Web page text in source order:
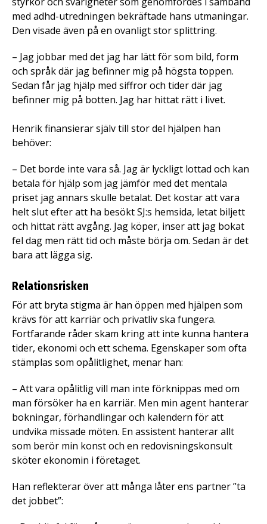
med adhd-utredningen bekräftade hans utmaningar.
Den visade även på en ovanligt stor splittring.
– Jag jobbar med det jag har lätt för som bild, form
och språk där jag befinner mig på högsta toppen.
Sedan får jag hjälp med siffror och tider där jag
befinner mig på botten. Jag har hittat rätt i livet.
Henrik finansierar själv till stor del hjälpen han
behöver:
– Det borde inte vara så. Jag är lyckligt lottad och kan
betala för hjälp som jag jämför med det mentala
priset jag annars skulle betalat. Det kostar att vara
helt slut efter att ha besökt SJ:s hemsida, letat biljett
och hittat rätt avgång. Jag köper, inser att jag bokat
fel dag men rätt tid och måste börja om. Sedan är det
bara att lägga sig.
Relationsrisken
För att bryta stigma är han öppen med hjälpen som
krävs för att karriär och privatliv ska fungera.
Fortfarande råder skam kring att inte kunna hantera
tider, ekonomi och ett schema. Egenskaper som ofta
stämplas som opålitlighet, menar han:
– Att vara opålitlig vill man inte förknippas med om
man försöker ha en karriär. Men min agent hanterar
bokningar, förhandlingar och kalendern för att
undvika missade möten. En assistent hanterar allt
som berör min konst och en redovisningskonsult
sköter ekonomin i företaget.
Han reflekterar över att många låter ens partner ”ta
det jobbet”: